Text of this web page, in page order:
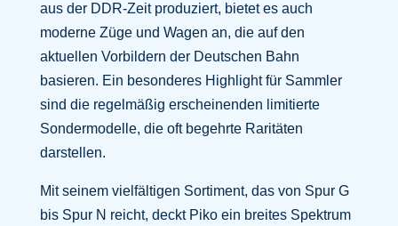
aus der DDR-Zeit produziert, bietet es auch
moderne Züge und Wagen an, die auf den
aktuellen Vorbildern der Deutschen Bahn
basieren. Ein besonderes Highlight für Sammler
sind die regelmäßig erscheinenden limitierte
Sondermodelle, die oft begehrte Raritäten
darstellen.
Mit seinem vielfältigen Sortiment, das von Spur G
bis Spur N reicht, deckt Piko ein breites Spektrum